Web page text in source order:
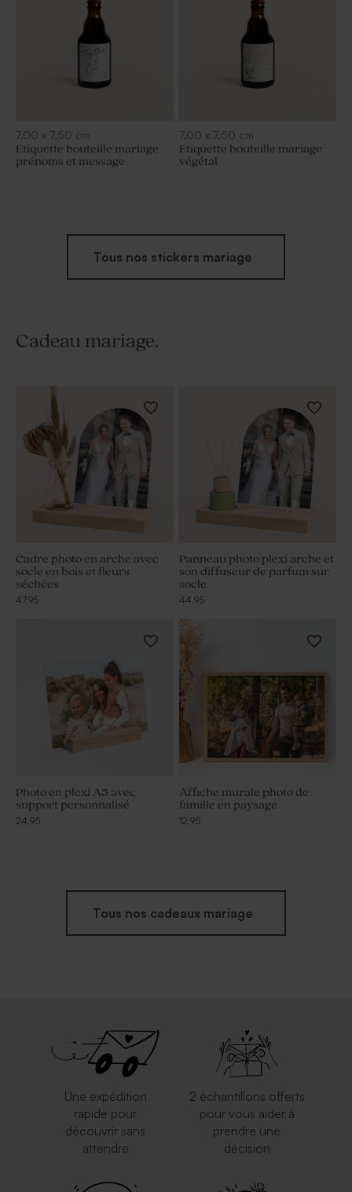
7,00 x 7,50 cm
Etiquette bouteille mariage
prénoms et message
7,00 x 7,50 cm
Etiquette bouteille mariage
végétal
Tous nos stickers mariage
Cadeau mariage.
Cadre photo en arche avec
socle en bois et fleurs
séchées
47,95
Panneau photo plexi arche et
son diffuseur de parfum sur
socle
44,95
Photo en plexi A5 avec
support personnalisé
24,95
Affiche murale photo de
famille en paysage
12,95
Tous nos cadeaux mariage
Une expédition
rapide pour
découvrir sans
attendre
2 échantillons offerts
pour vous aider à
prendre une
décision